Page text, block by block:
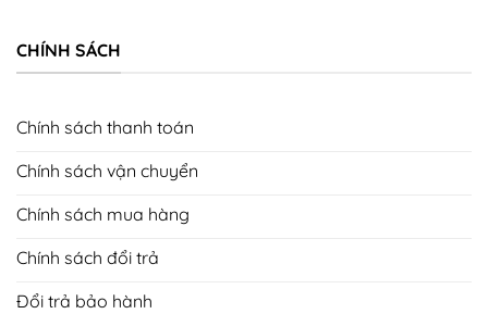
CHÍNH SÁCH
Chính sách thanh toán
Chính sách vận chuyển
Chính sách mua hàng
Chính sách đổi trả
Đổi trả bảo hành